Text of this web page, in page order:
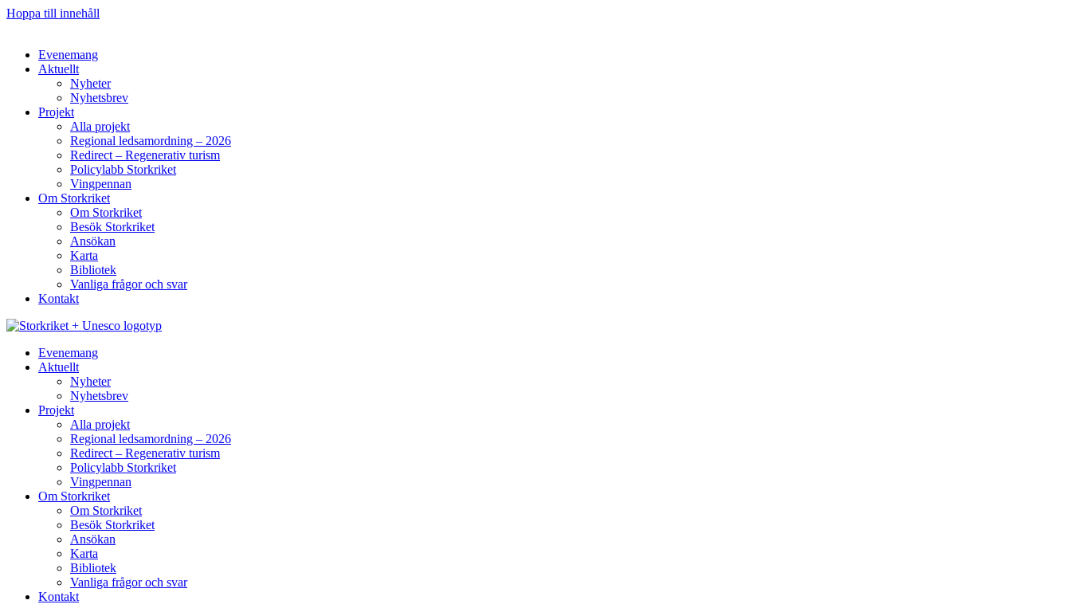
Hoppa till innehåll
Evenemang
Aktuellt
Nyheter
Nyhetsbrev
Projekt
Alla projekt
Regional ledsamordning – 2026
Redirect – Regenerativ turism
Policylabb Storkriket
Vingpennan
Om Storkriket
Om Storkriket
Besök Storkriket
Ansökan
Karta
Bibliotek
Vanliga frågor och svar
Kontakt
Evenemang
Aktuellt
Nyheter
Nyhetsbrev
Projekt
Alla projekt
Regional ledsamordning – 2026
Redirect – Regenerativ turism
Policylabb Storkriket
Vingpennan
Om Storkriket
Om Storkriket
Besök Storkriket
Ansökan
Karta
Bibliotek
Vanliga frågor och svar
Kontakt